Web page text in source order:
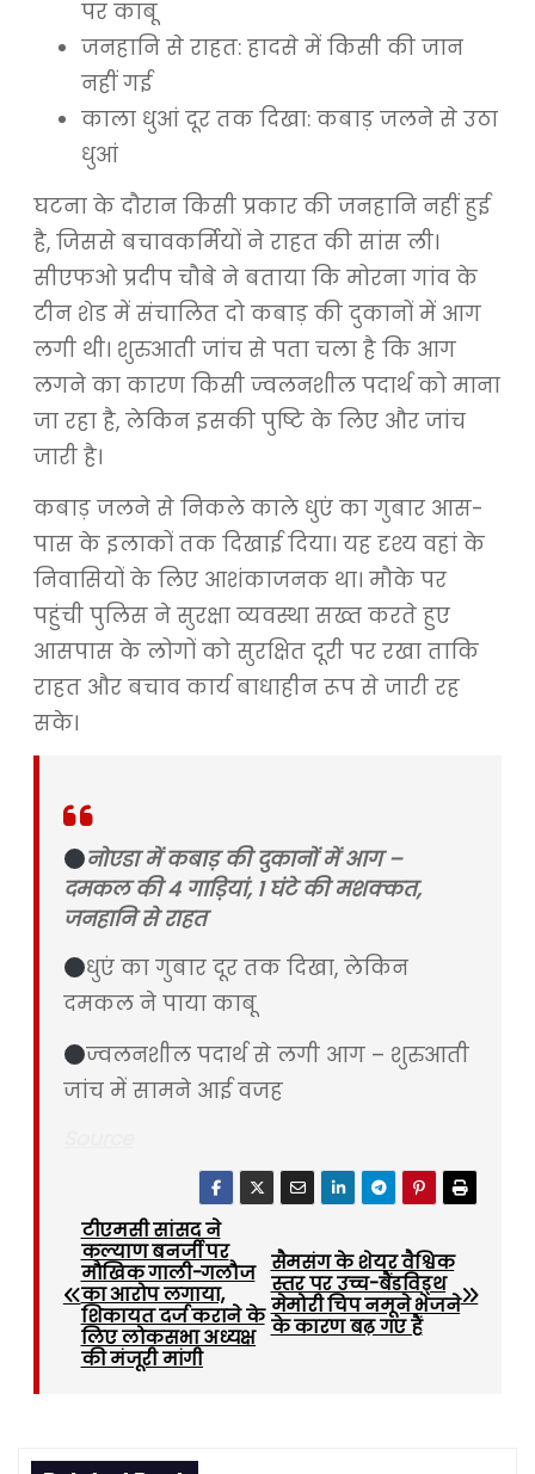
पर काबू
जनहानि से राहत: हादसे में किसी की जान
नहीं गई
काला धुआं दूर तक दिखा: कबाड़ जलने से उठा
धुआं
घटना के दौरान किसी प्रकार की जनहानि नहीं हुई
है, जिससे बचावकर्मियों ने राहत की सांस ली।
सीएफओ प्रदीप चौबे ने बताया कि मोरना गांव के
टीन शेड में संचालित दो कबाड़ की दुकानों में आग
लगी थी। शुरुआती जांच से पता चला है कि आग
लगने का कारण किसी ज्वलनशील पदार्थ को माना
जा रहा है, लेकिन इसकी पुष्टि के लिए और जांच
जारी है।
कबाड़ जलने से निकले काले धुएं का गुबार आस-
पास के इलाकों तक दिखाई दिया। यह दृश्य वहां के
निवासियों के लिए आशंकाजनक था। मौके पर
पहुंची पुलिस ने सुरक्षा व्यवस्था सख्त करते हुए
आसपास के लोगों को सुरक्षित दूरी पर रखा ताकि
राहत और बचाव कार्य बाधाहीन रूप से जारी रह
सके।
नोएडा में कबाड़ की दुकानों में आग –
दमकल की 4 गाड़ियां, 1 घंटे की मशक्कत,
जनहानि से राहत
धुएं का गुबार दूर तक दिखा, लेकिन
दमकल ने पाया काबू
ज्वलनशील पदार्थ से लगी आग – शुरुआती
जांच में सामने आई वजह
P
o
s
सैमसंग के शेयर वैश्विक
स्तर पर उच्च-बैंडविड्थ
मेमोरी चिप नमूने भेजने
के कारण बढ़ गए हैं
टीएमसी सांसद ने
कल्याण बनर्जी पर
मौखिक गाली-गलौज
का आरोप लगाया,
शिकायत दर्ज कराने के
लिए लोकसभा अध्यक्ष
की मंजूरी मांगी